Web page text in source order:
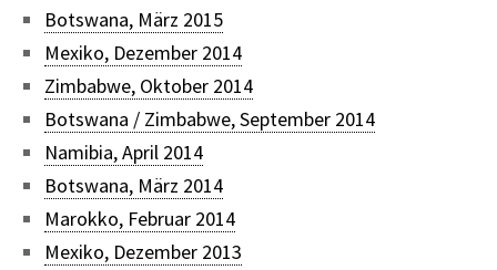
Botswana, März 2015
Mexiko, Dezember 2014
Zimbabwe, Oktober 2014
Botswana / Zimbabwe, September 2014
Namibia, April 2014
Botswana, März 2014
Marokko, Februar 2014
Mexiko, Dezember 2013